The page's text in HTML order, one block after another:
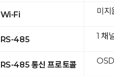
Wi-Fi
RS-485
RS-485 통신 프로토콜
미지
1 채